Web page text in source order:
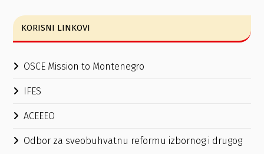
KORISNI LINKOVI
OSCE Mission to Montenegro
IFES
ACEEEO
Odbor za sveobuhvatnu reformu izbornog i drugog